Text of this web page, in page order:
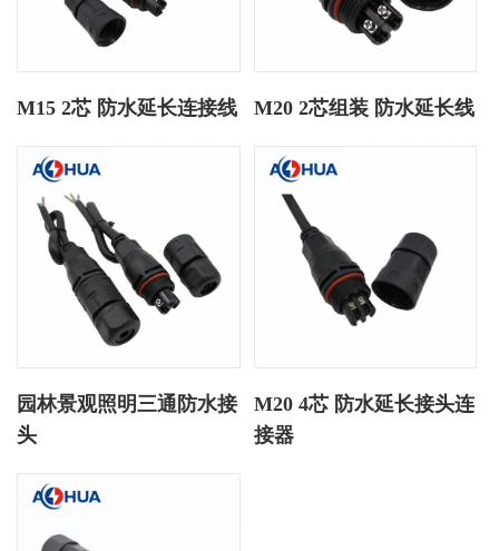
M15 2芯 防水延长连接线 M20 2芯组装 防水延长线
园林景观照明三通防水接
头
M20 4芯 防水延长接头连
接器